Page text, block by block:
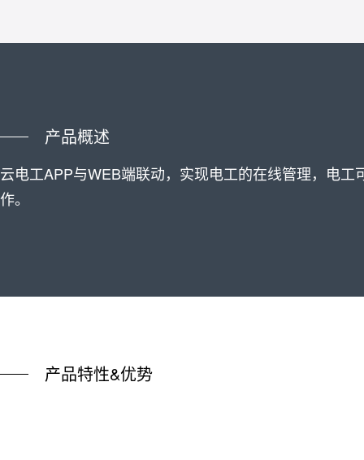
产品概述
云电工APP与WEB端联动，实现电工的在线管理，电
作。
产品特性&优势